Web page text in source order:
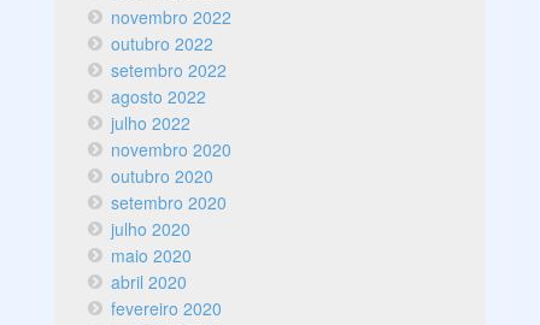
novembro 2022
outubro 2022
setembro 2022
agosto 2022
julho 2022
novembro 2020
outubro 2020
setembro 2020
julho 2020
maio 2020
abril 2020
fevereiro 2020